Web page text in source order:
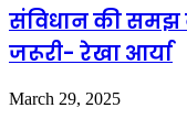
संविधान की
जरूरी- रेखा आर्या
March 29, 2025